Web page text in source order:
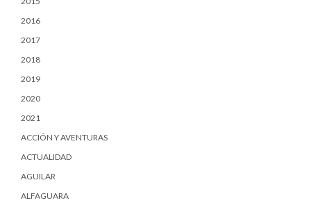
2016
2017
2018
2019
2020
2021
ACCIÓN Y AVENTURAS
ACTUALIDAD
AGUILAR
ALFAGUARA